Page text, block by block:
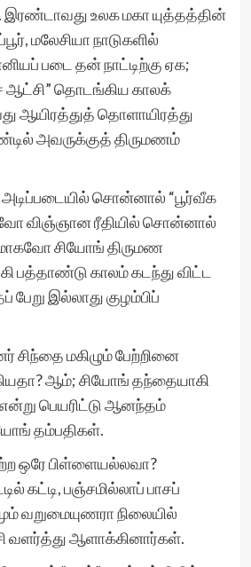
இரண்டாவது உலக மகா யுத்தத்தின்
மலேசியா நாடுகளில்
படை தன் நாட்டிற்கு ஏக;
ஆட்சி” தொடங்கிய காலக்
ஆயிரத்துத் தொளாயிரத்து
அவருக்குத் திருமணம்
சொன்னால் “பூர்வீக
விஞ்ஞான ரீதியில் சொன்னால்
சியோங் திருமண
காலம் கடந்து விட்ட
பேறு இல்லாது குழம்பிப்
சிந்தை மகிழும் பேற்றினை
ஆம்; சியோங் தந்தையாகி
பெயரிட்டு ஆனந்தம்
தம்பதிகள்.
ஒரே பிள்ளையல்லவா?
கட்டி, பஞ்சமில்லாப் பாசப்
வறுமையுணரா நிலையில்
ஆளாக்கினார்கள்.